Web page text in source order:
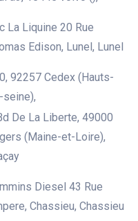
La Liquine 20 Rue
Edison, Lunel, Lunel
92257 Cedex (Hauts-
seine),
De La Liberte, 49000
(Maine-et-Loire),
Diesel 43 Rue
Chassieu, Chassieu